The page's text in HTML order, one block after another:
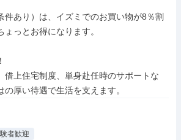
件あり）は、イズミでのお買い物が8％割
っとお得になります。
借上住宅制度、単身赴任時のサポートな
の厚い待遇で生活を支えます。
者歓迎